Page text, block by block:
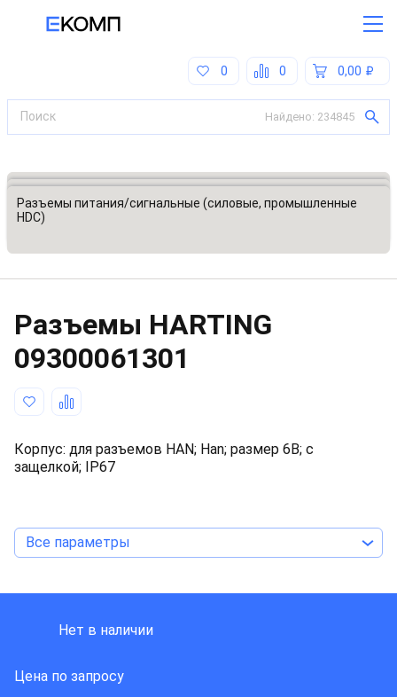
0,00
0
0
Найдено: 234845
Все категории
Разъемы, соединители
Разъемы питания/сигнальные (силовые, промышленные
HDC)
Разъeмы HARTING
09300061301
Корпус: для разъемов HAN; Han; размер 6В; с
защелкой; IP67
Все параметры
Нет в наличии
Цена по запросу